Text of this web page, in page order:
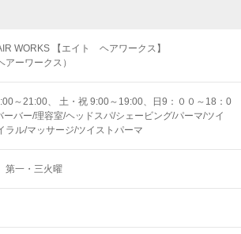
WORKS 【エイト ヘアワークス】
アーワークス）
～21:00、 土・祝 9:00～19:00、日9：００～18：0
ーバー/理容室/ヘッドスパ/シェービング/パーマ/ツイ
ラル/マッサージ/ツイストパーマ
第一・三火曜